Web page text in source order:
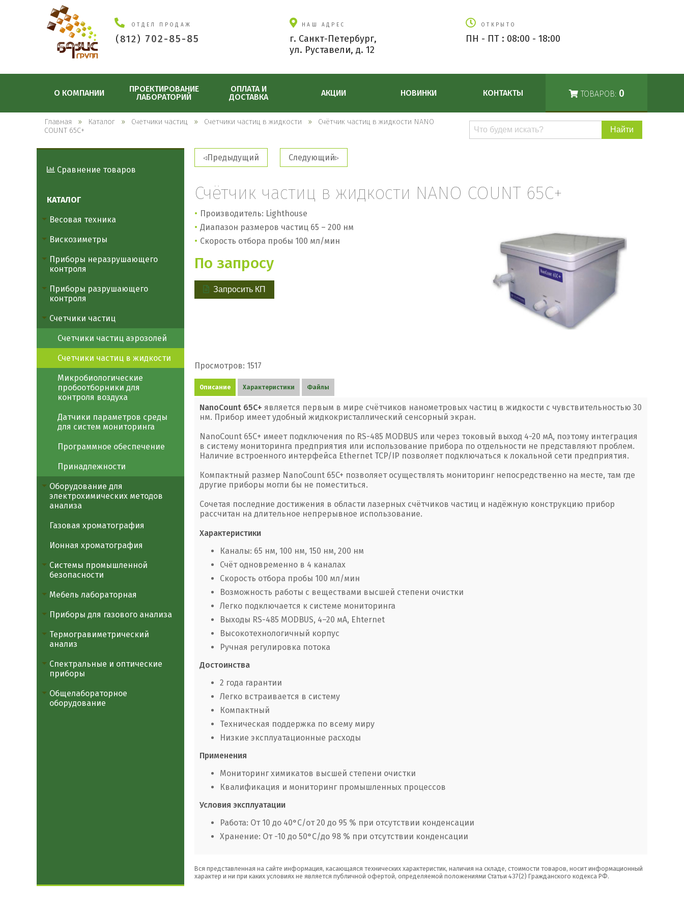
ОТДЕЛ ПРОДАЖ
(812) 702-85-85
НАШ АДРЕС
г. Санкт-Петербург,
ул. Руставели, д. 12
ОТКРЫТО
ПН - ПТ : 08:00 - 18:00
О КОМПАНИИ
ПРОЕКТИРОВАНИЕ
ЛАБОРАТОРИЙ
ОПЛАТА И
ДОСТАВКА
АКЦИИ НОВИНКИ КОНТАКТЫ ТОВАРОВ: 0
Поиск
каталогу
Главная Каталог Счетчики частиц Счетчики частиц в жидкости
Счётчик частиц в жидкости NANO
COUNT 65С+
Сравнение товаров
КАТАЛОГ
Весовая техника
Вискозиметры
Приборы неразрушающего
контроля
Приборы разрушающего
контроля
Счетчики частиц
Счетчики частиц аэрозолей
Счетчики частиц в жидкости
Микробиологические
пробоотборники для
контроля воздуха
Датчики параметров среды
для систем мониторинга
Программное обеспечение
Принадлежности
Оборудование для
электрохимических методов
анализа
Газовая хроматография
Ионная хроматография
Системы промышленной
безопасности
Мебель лабораторная
Приборы для газового анализа
Термогравиметрический
анализ
Спектральные и оптические
приборы
Общелабораторное
оборудование
Предыдущий Следующий
Счётчик частиц в жидкости NANO COUNT 65С+
Производитель: Lighthouse
Диапазон размеров частиц 65 – 200 нм
Скорость отбора пробы 100 мл/мин
По запросу
Запросить КП
Просмотров: 1517
Описание Характеристики Файлы
NanoCount 65С+ является первым в мире счётчиков нанометровых частиц в жидкости c чувствительностью 30
нм. Прибор имеет удобный жидкокристаллический сенсорный экран.
NanoCount 65С+ имеет подключения по RS-485 MODBUS или через токовый выход 4-20 мА, поэтому интеграция
в систему мониторинга предприятия или использование прибора по отдельности не представляют проблем.
Наличие встроенного интерфейса Ethernet TCP/IP позволяет подключаться к локальной сети предприятия.
Компактный размер NanoCount 65C+ позволяет осуществлять мониторинг непосредственно на месте, там где
другие приборы могли бы не поместиться.
Сочетая последние достижения в области лазерных счётчиков частиц и надёжную конструкцию прибор
рассчитан на длительное непрерывное использование.
Характеристики
Каналы: 65 нм, 100 нм, 150 нм, 200 нм
Счёт одновременно в 4 каналах
Скорость отбора пробы 100 мл/мин
Возможность работы с веществами высшей степени очистки
Легко подключается к системе мониторинга
Выходы RS-485 MODBUS, 4–20 мА, Ehternet
Высокотехнологичный корпус
Ручная регулировка потока
Достоинства
2 года гарантии
Легко встраивается в систему
Компактный
Техническая поддержка по всему миру
Низкие эксплуатационные расходы
Применения
Мониторинг химикатов высшей степени очистки
Квалификация и мониторинг промышленных процессов
Условия эксплуатации
Работа: От 10 до 40°С/от 20 до 95 % при отсутствии конденсации
Хранение: От -10 до 50°С/до 98 % при отсутствии конденсации
Вся представленная на сайте информация, касающаяся технических характеристик, наличия на складе, стоимости товаров, носит информационный
характер и ни при каких условиях не является публичной офертой, определяемой положениями Статьи 437(2) Гражданского кодекса РФ.